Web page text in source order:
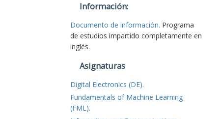
Información:
Documento de información. Programa
de estudios impartido completamente en
inglés.
Asignaturas
Digital Electronics (DE).
Fundamentals of Machine Learning
(FML).